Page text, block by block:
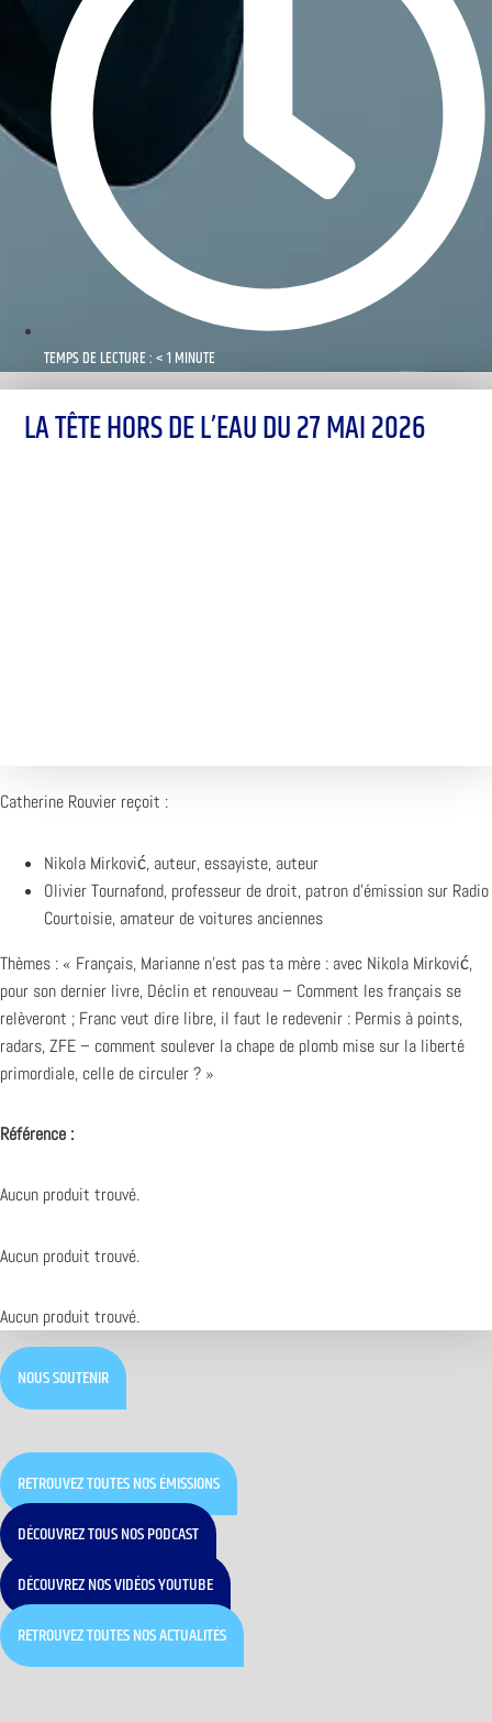
TEMPS DE LECTURE : < 1 MINUTE
LA TÊTE HORS DE L’EAU DU 27 MAI 2026
Catherine Rouvier reçoit :
Nikola Mirković, auteur, essayiste, auteur
Olivier Tournafond, professeur de droit, patron d’émission sur Radio
Courtoisie, amateur de voitures anciennes
Thèmes : « Français, Marianne n’est pas ta mère : avec Nikola Mirković,
pour son dernier livre, Déclin et renouveau – Comment les français se
relèveront ; Franc veut dire libre, il faut le redevenir : Permis à points,
radars, ZFE – comment soulever la chape de plomb mise sur la liberté
primordiale, celle de circuler ? »
Référence :
Aucun produit trouvé.
Aucun produit trouvé.
Aucun produit trouvé.
NOUS SOUTENIR
RETROUVEZ TOUTES NOS ÉMISSIONS
DÉCOUVREZ TOUS NOS PODCAST
DÉCOUVREZ NOS VIDÉOS YOUTUBE
RETROUVEZ TOUTES NOS ACTUALITÉS